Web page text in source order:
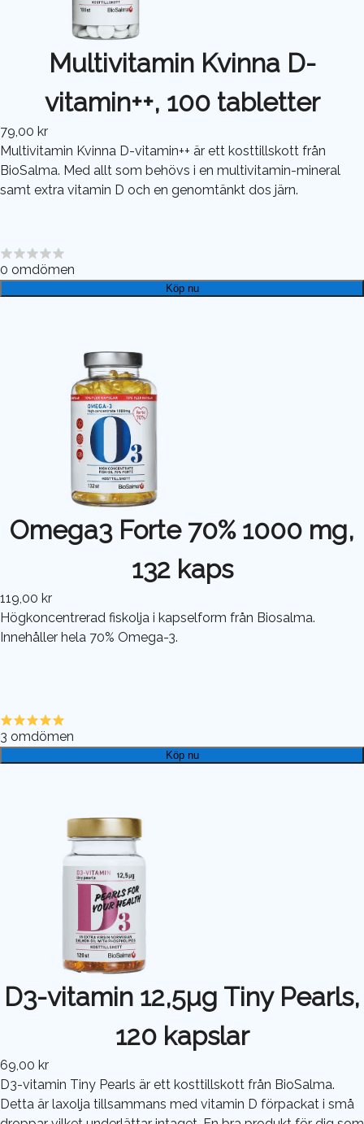
Multivitamin Kvinna D-
vitamin++, 100 tabletter
79,00 kr
Multivitamin Kvinna D-vitamin++ är ett kosttillskott från
BioSalma. Med allt som behövs i en multivitamin-mineral
samt extra vitamin D och en genomtänkt dos järn.
0 omdömen
Köp nu
Omega3 Forte 70% 1000 mg,
132 kaps
119,00 kr
Högkoncentrerad fiskolja i kapselform från Biosalma.
Innehåller hela 70% Omega-3.
3 omdömen
Köp nu
D3-vitamin 12,5µg Tiny Pearls,
120 kapslar
69,00 kr
D3-vitamin Tiny Pearls är ett kosttillskott från BioSalma.
Detta är laxolja tillsammans med vitamin D förpackat i små